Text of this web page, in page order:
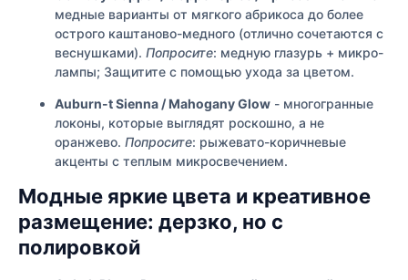
медные варианты от мягкого абрикоса до более
острого каштаново-медного (отлично сочетаются с
веснушками). Попросите: медную глазурь + микро-
лампы; Защитите с помощью ухода за цветом.
Auburn-t Sienna / Mahogany Glow - многогранные
локоны, которые выглядят роскошно, а не
оранжево. Попросите: рыжевато-коричневые
акценты с теплым микросвечением.
Модные яркие цвета и креативное
размещение: дерзко, но с
полировкой